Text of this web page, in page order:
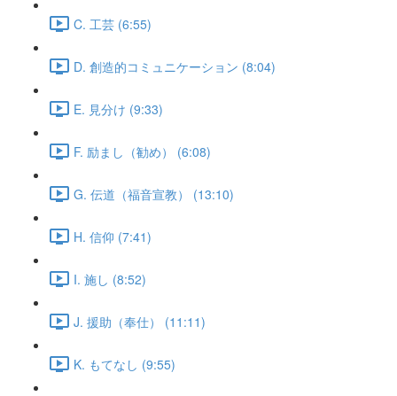
C. 工芸 (6:55)
D. 創造的コミュニケーション (8:04)
E. 見分け (9:33)
F. 励まし（勧め） (6:08)
G. 伝道（福音宣教） (13:10)
H. 信仰 (7:41)
I. 施し (8:52)
J. 援助（奉仕） (11:11)
K. もてなし (9:55)